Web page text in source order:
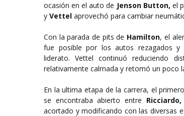
ocasión en el auto de Jenson Button, el
y Vettel aprovechó para cambiar
Con la parada de pits de Hamilton, el
fue posible por los autos rezagados
liderato. Vettel continuó reduciendo
relativamente calmada y retomó un poco
En la ultima etapa de la carrera, el
se encontraba abierto entre
acortado y modificando con las diversas